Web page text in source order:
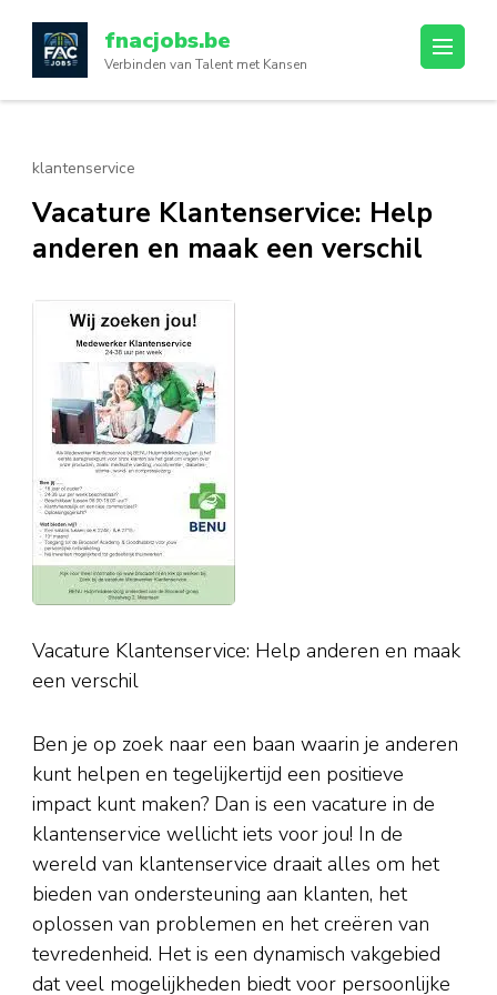
inhoud
(druk
enter)
fnacjobs.be
Verbinden van Talent met Kansen
klantenservice
Vacature Klantenservice: Help
anderen en maak een verschil
Vacature Klantenservice: Help anderen en maak
een verschil
Ben je op zoek naar een baan waarin je anderen
kunt helpen en tegelijkertijd een positieve
impact kunt maken? Dan is een vacature in de
klantenservice wellicht iets voor jou! In de
wereld van klantenservice draait alles om het
bieden van ondersteuning aan klanten, het
oplossen van problemen en het creëren van
tevredenheid. Het is een dynamisch vakgebied
dat veel mogelijkheden biedt voor persoonlijke